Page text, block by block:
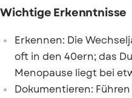
Wichtige Erkenntnisse
Erkennen: Die
oft in den 40ern; das
Menopause liegt bei
Dokumentieren: